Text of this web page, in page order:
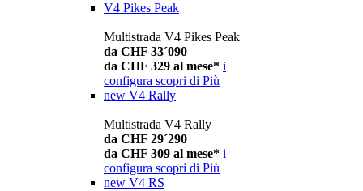
V4 Pikes Peak
Multistrada V4 Pikes Peak
da CHF 33´090
da CHF 329 al mese* i
configura scopri di Più
new V4 Rally
Multistrada V4 Rally
da CHF 29´290
da CHF 309 al mese* i
configura scopri di Più
new V4 RS